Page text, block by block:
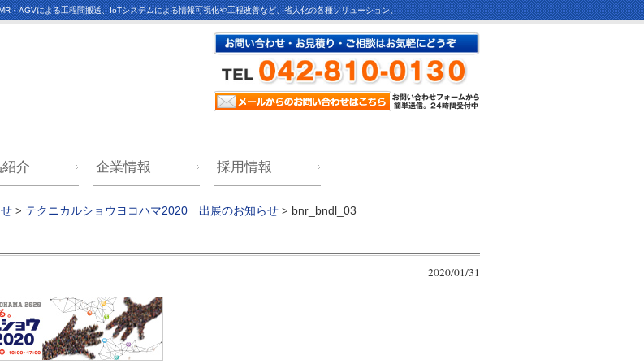
・AGVによる工程間搬送、IoTシステムによる情報可視化や工程改善など、省人化の各種ソリューション。
介 企業情報 採用情報
> テクニカルショウヨコハマ2020 出展のお知らせ > bnr_bndl_03
2020/01/31